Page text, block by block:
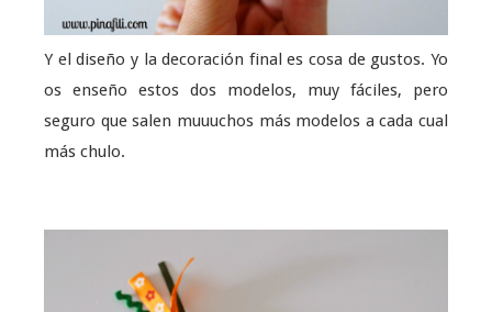
Y el diseño y la decoración final es cosa de gustos. Yo
os enseño estos dos modelos, muy fáciles, pero
seguro que salen muuuchos más modelos a cada cual
más chulo.